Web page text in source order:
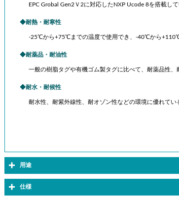
EPC Grobal Gen2Ｖ2に対応したNXP Ucode 8を搭載し
耐熱・耐寒性
-25℃から+75℃までの温度で使用でき、-40℃から+110℃
耐薬品・耐油性
一般の樹脂タグや有機ゴム製タグに比べて、耐薬品性、
耐水・耐候性
耐水性、耐紫外線性、耐オゾン性などの環境に優れて
用途
仕様